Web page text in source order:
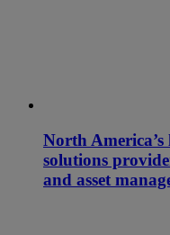
North
solutions
and asset